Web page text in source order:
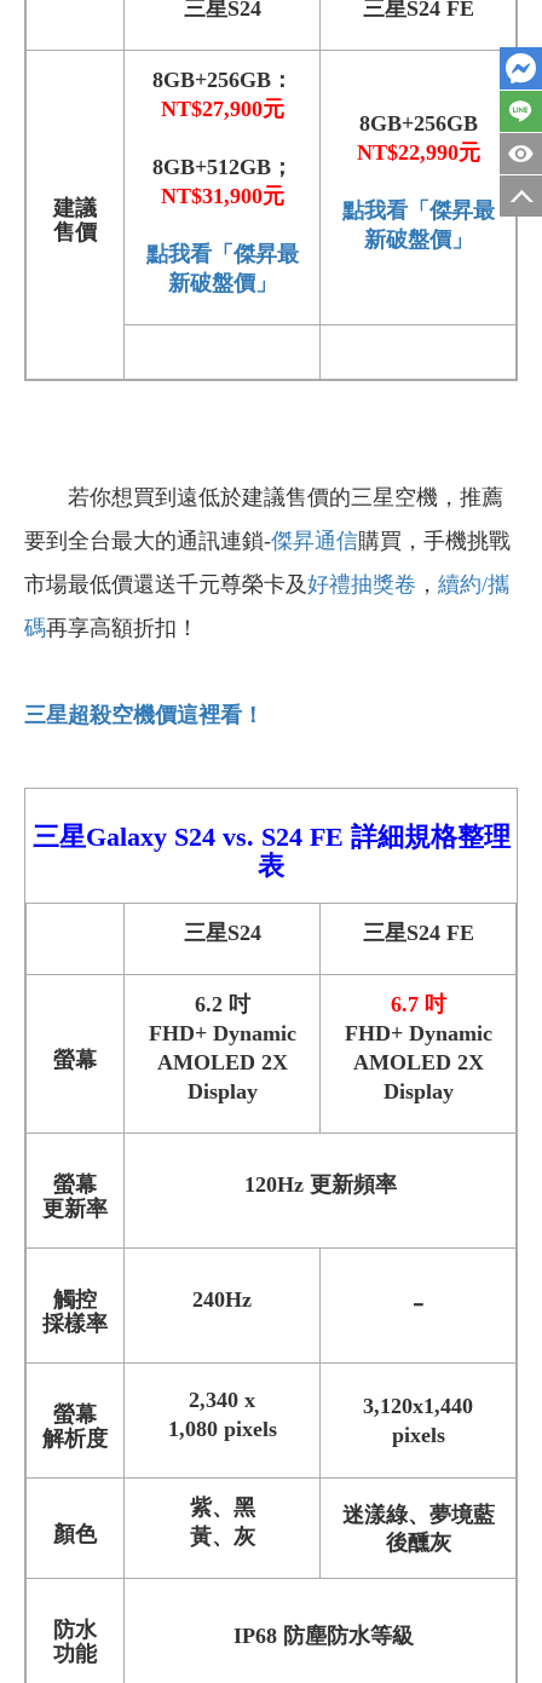
三星S24 三星S24 FE
建議
售價
8GB+256GB：
NT$27,900元
8GB+512GB；
NT$31,900元
點我看「傑昇最
新破盤價」
8GB+256GB
NT$22,990元
點我看「傑昇最
新破盤價」
若你想買到遠低於建議售價的三星空機，推薦
要到全台最大的通訊連鎖-傑昇通信購買，手機挑戰
市場最低價還送千元尊榮卡及好禮抽獎卷 ， 續約/攜
碼再享高額折扣！
三星超殺空機價這裡看！
三星Galaxy S24 vs. S24 FE 詳細規格整理
表
三星S24 三星S24 FE
螢幕
6.2 吋
FHD+ Dynamic
AMOLED 2X
Display
6.7 吋
FHD+ Dynamic
AMOLED 2X
Display
螢幕
更新率
120Hz 更新頻率
觸控
採樣率
240Hz -
螢幕
解析度
2,340 x
1,080 pixels
3,120x1,440
pixels
顏色
紫、黑
黃、灰
迷漾綠、夢境藍
後醺灰
防水
功能
IP68 防塵防水等級